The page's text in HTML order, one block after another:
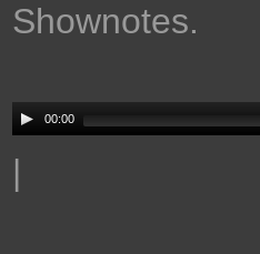
Shownotes.
00:00
|